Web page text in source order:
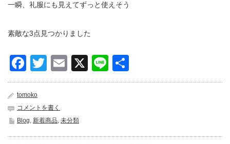
一瞬、礼服にも見えてずっと使えそう
素敵な3点見つかりました
Facebook
Twitter
Email
X Line
有
tomoko
コメントを書く
Blog, 新着商品, 未分類